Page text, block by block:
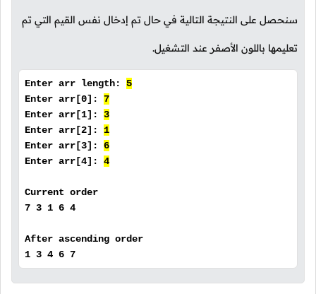
سنحصل على النتيجة التالية في حال تم إدخال نفس القيم التي تم
تعليمها باللون الأصفر عند التشغيل.
Enter arr length: 5
Enter arr[0]: 7
Enter arr[1]: 3
Enter arr[2]: 1
Enter arr[3]: 6
Enter arr[4]: 4
Current order
7 3 1 6 4
After ascending order
1 3 4 6 7